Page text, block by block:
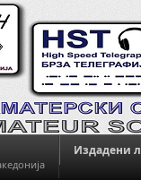
Издадени